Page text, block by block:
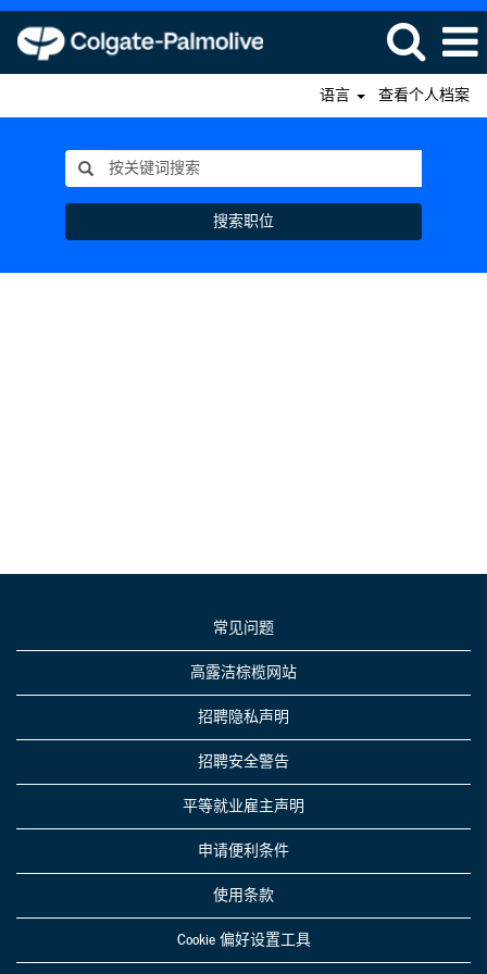
语言 查看个人档案
搜索职位
常见问题
高露洁棕榄网站
招聘隐私声明
招聘安全警告
平等就业雇主声明
申请便利条件
使用条款
Cookie 偏好设置工具